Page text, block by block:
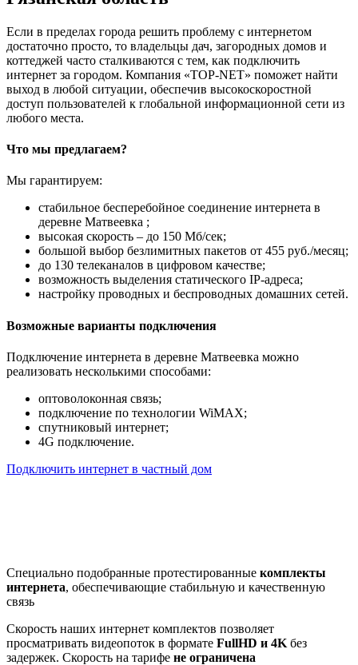
Если в пределах города решить проблему с интернетом
достаточно просто, то владельцы дач, загородных домов и
коттеджей часто сталкиваются с тем, как подключить
интернет за городом. Компания «TOP-NET» поможет найти
выход в любой ситуации, обеспечив высокоскоростной
доступ пользователей к глобальной информационной сети из
любого места.
Что мы предлагаем?
Мы гарантируем:
стабильное бесперебойное соединение интернета в
деревне Матвеевка ;
высокая скорость – до 150 Мб/сек;
большой выбор безлимитных пакетов от 455 руб./месяц;
до 130 телеканалов в цифровом качестве;
возможность выделения статического IP-адреса;
настройку проводных и беспроводных домашних сетей.
Возможные варианты подключения
Подключение интернета в деревне Матвеевка можно
реализовать несколькими способами:
оптоволоконная связь;
подключение по технологии WiMAX;
спутниковый интернет;
4G подключение.
Подключить интернет в частный дом
Специально подобранные протестированные комплекты
интернета, обеспечивающие стабильную и качественную
связь
Скорость наших интернет комплектов позволяет
просматривать видеопоток в формате FullHD и 4K без
задержек. Скорость на тарифе не ограничена